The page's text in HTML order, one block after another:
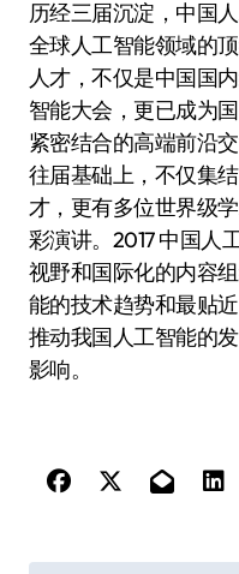
历经三届沉淀，中国
全球人工智能领域的
人才，不仅是中国国
智能大会，更已成为
紧密结合的高端前沿
往届基础上，不仅集
才，更有多位世界级
彩演讲。2017 中国人
视野和国际化的内容
能的技术趋势和最贴
推动我国人工智能的
影响。